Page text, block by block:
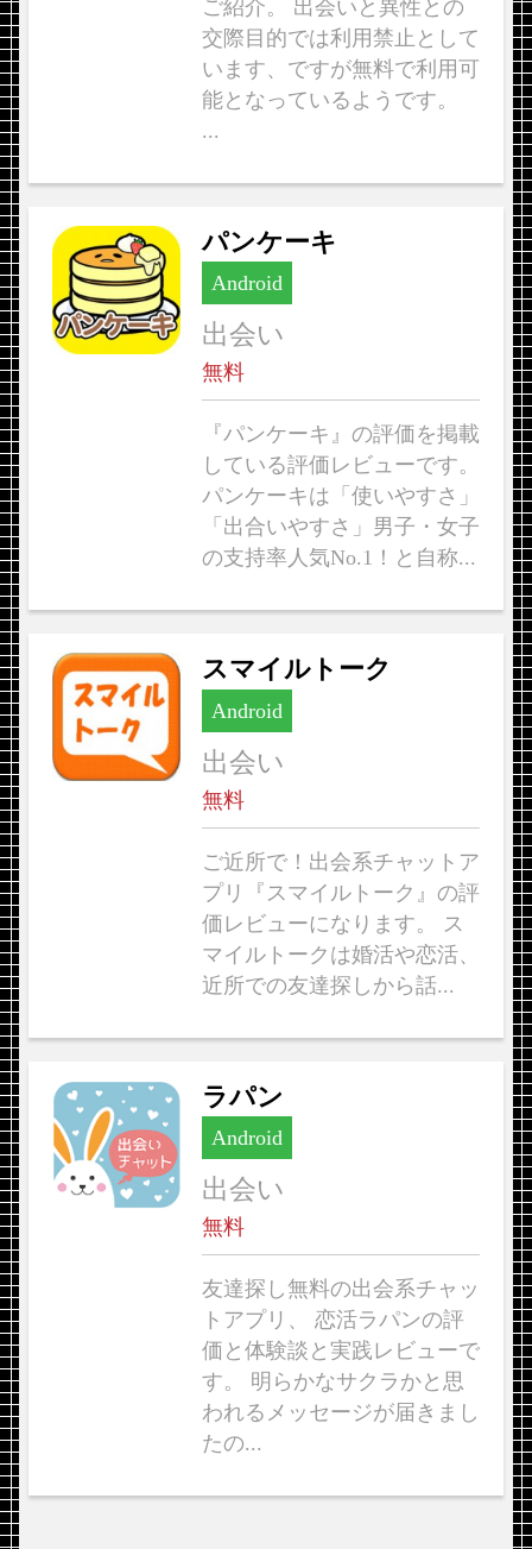
ご紹介。 出会いと異性との
交際目的では利用禁止として
います、ですが無料で利用可
能となっているようです。
...
パンケーキ
Android
出会い
無料
『パンケーキ』の評価を掲載
している評価レビューです。
パンケーキは「使いやすさ」
「出合いやすさ」男子・女子
の支持率人気No.1！と自称...
スマイルトーク
Android
出会い
無料
ご近所で！出会系チャットア
プリ『スマイルトーク』の評
価レビューになります。 ス
マイルトークは婚活や恋活、
近所での友達探しから話...
ラパン
Android
出会い
無料
友達探し無料の出会系チャッ
トアプリ、 恋活ラパンの評
価と体験談と実践レビューで
す。 明らかなサクラかと思
われるメッセージが届きまし
たの...